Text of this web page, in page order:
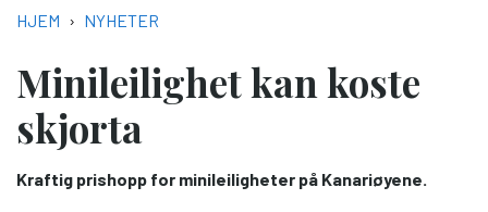
NAVIGASJONSSTI
HJEM NYHETER
Minileilighet kan koste
skjorta
Kraftig prishopp for minileiligheter på Kanariøyene.